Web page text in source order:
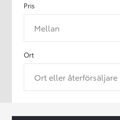
Pris
Mellan
Ort
Ort eller återförsäljare